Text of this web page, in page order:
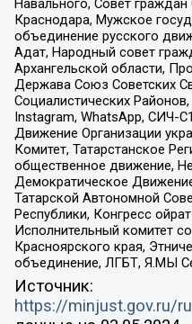
Навального, Совет
Краснодара, Мужское
объединение русского
Адат, Народный совет
Архангельской области,
Держава Союз Советских
Социалистических
Instagram, WhatsApp, СИЧ-
Движение Организации
Комитет, Татарстанское
общественное движение,
Демократическое
Татарской Автономной
Республики, Конгресс
Исполнительный комитет
Красноярского края,
объединение, ЛГБТ, Я.МЫ
Источник:
https://minjust.gov.ru/